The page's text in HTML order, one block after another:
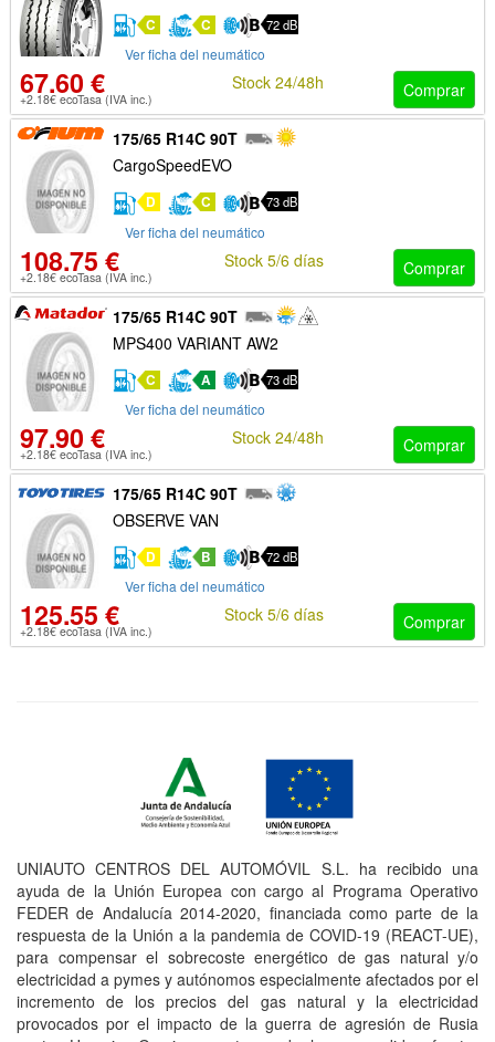
C C 72 dB
Ver ficha del neumático
67.60 €
+2.18€ ecoTasa (IVA inc.) Comprar
Stock 24/48h
175/65 R14C 90T
CargoSpeedEVO
D C 73 dB
Ver ficha del neumático
108.75 €
+2.18€ ecoTasa (IVA inc.) Comprar
Stock 5/6 días
175/65 R14C 90T
MPS400 VARIANT AW2
C A 73 dB
Ver ficha del neumático
97.90 €
+2.18€ ecoTasa (IVA inc.) Comprar
Stock 24/48h
175/65 R14C 90T
OBSERVE VAN
D B 72 dB
Ver ficha del neumático
125.55 €
+2.18€ ecoTasa (IVA inc.) Comprar
Stock 5/6 días
UNIAUTO CENTROS DEL AUTOMÓVIL S.L. ha recibido una
ayuda de la Unión Europea con cargo al Programa Operativo
FEDER de Andalucía 2014-2020, financiada como parte de la
respuesta de la Unión a la pandemia de COVID-19 (REACT-UE),
para compensar el sobrecoste energético de gas natural y/o
electricidad a pymes y autónomos especialmente afectados por el
incremento de los precios del gas natural y la electricidad
provocados por el impacto de la guerra de agresión de Rusia